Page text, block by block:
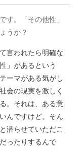
。「その他性」
うか？
言われたら明確な
」があるという
ーマがある気がし
会の現実を激しく
。それは、ある意
んですけど。そん
潜らせていただこ
ったりするんで